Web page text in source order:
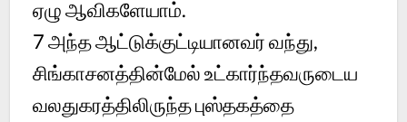
ஏழு ஆவிகளேயாம்.
7அந்த ஆட்டுக்குட்டியானவர் வந்து,
சிங்காசனத்தின்மேல் உட்கார்ந்தவருடைய
வலதுகரத்திலிருந்த புஸ்தகத்தை